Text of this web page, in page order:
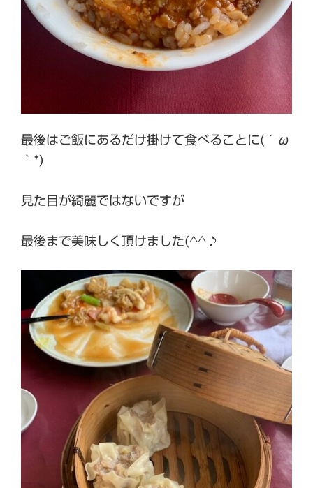
最後はご飯にあるだけ掛けて食べることに(´ω
｀*)
見た目が綺麗ではないですが
最後まで美味しく頂けました(^^♪